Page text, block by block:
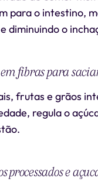
para o intestino,
diminuindo o
fibras para
frutas e grãos
regula o
e